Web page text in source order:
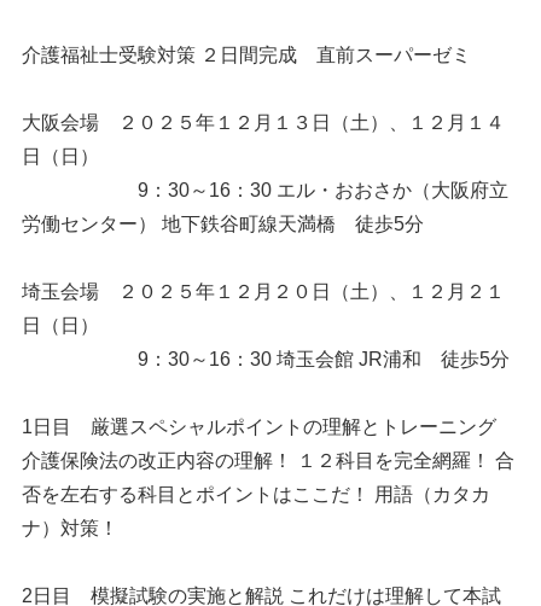
介護福祉士受験対策 ２日間完成 直前スーパーゼミ
大阪会場 ２０２５年１２月１３日（土）、１２月１４
日（日）
9：30～16：30 エル・おおさか（大阪府立
労働センター） 地下鉄谷町線天満橋 徒歩5分
埼玉会場 ２０２５年１２月２０日（土）、１２月２１
日（日）
9：30～16：30 埼玉会館 JR浦和 徒歩5分
1日目 厳選スペシャルポイントの理解とトレーニング
介護保険法の改正内容の理解！ １２科目を完全網羅！ 合
否を左右する科目とポイントはここだ！ 用語（カタカ
ナ）対策！
2日目 模擬試験の実施と解説 これだけは理解して本試